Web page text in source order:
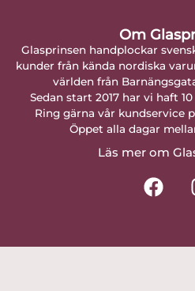
Om
Glasprinsen handplockar
kunder från kända nordiska
världen från
Sedan start 2017 har vi haft
Ring gärna vår kundservice
Öppet alla dagar
Läs mer om
F
a